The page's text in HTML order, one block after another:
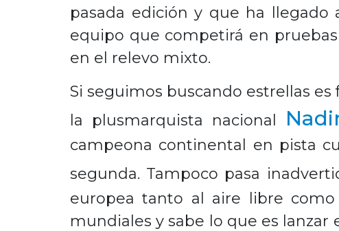
pasada edición y que ha
equipo que competirá en
en el relevo mixto.
Si seguimos buscando estrellas
la plusmarquista nacional
campeona continental en pista
segunda. Tampoco pasa
europea tanto al aire libre
mundiales y sabe lo que es